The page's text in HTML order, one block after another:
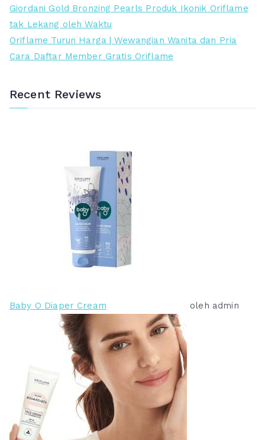
7
9
.
0
0
.
3
9
.
0
0
.
n
y
a
a
a
l
0
0
.
i
n
i
a
l
R
4
7
5
.
Giordani Gold Bronzing Pearls Produk Ikonik Oriflame
tak Lekang oleh Waktu
Oriflame Turun Harga | Wewangian Wanita dan Pria
Cara Daftar Member Gratis Oriflame
Recent Reviews
Baby O Diaper Cream oleh admin